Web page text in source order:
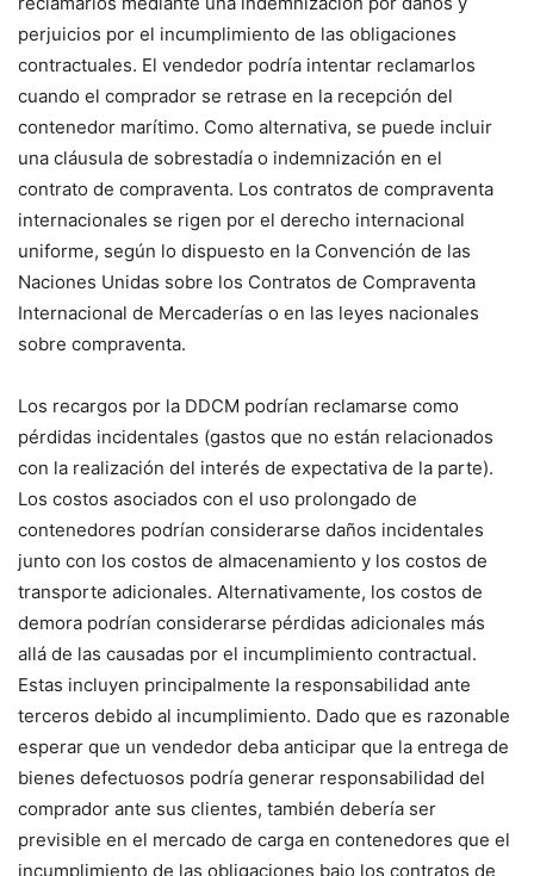
perjuicios por el incumplimiento de las obligaciones
contractuales. El vendedor podría intentar reclamarlos
cuando el comprador se retrase en la recepción del
contenedor marítimo. Como alternativa, se puede incluir
una cláusula de sobrestadía o indemnización en el
contrato de compraventa. Los contratos de compraventa
internacionales se rigen por el derecho internacional
uniforme, según lo dispuesto en la Convención de las
Naciones Unidas sobre los Contratos de Compraventa
Internacional de Mercaderías o en las leyes nacionales
sobre compraventa.
Los recargos por la DDCM podrían reclamarse como
pérdidas incidentales (gastos que no están relacionados
con la realización del interés de expectativa de la parte).
Los costos asociados con el uso prolongado de
contenedores podrían considerarse daños incidentales
junto con los costos de almacenamiento y los costos de
transporte adicionales. Alternativamente, los costos de
demora podrían considerarse pérdidas adicionales más
allá de las causadas por el incumplimiento contractual.
Estas incluyen principalmente la responsabilidad ante
terceros debido al incumplimiento. Dado que es razonable
esperar que un vendedor deba anticipar que la entrega de
bienes defectuosos podría generar responsabilidad del
comprador ante sus clientes, también debería ser
previsible en el mercado de carga en contenedores que el
incumplimiento de las obligaciones bajo los contratos de